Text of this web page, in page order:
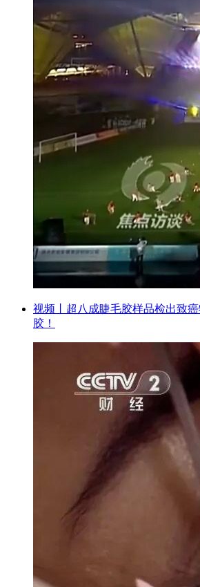
视频丨超八成睫毛胶样品检出致
胶！